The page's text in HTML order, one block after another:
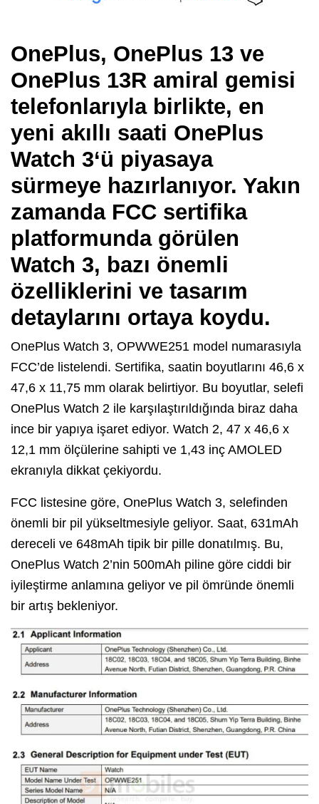
OnePlus, OnePlus 13 ve
OnePlus 13R amiral gemisi
telefonlarıyla birlikte, en
yeni akıllı saati OnePlus
Watch 3‘ü piyasaya
sürmeye hazırlanıyor. Yakın
zamanda FCC sertifika
platformunda görülen
Watch 3, bazı önemli
özelliklerini ve tasarım
detaylarını ortaya koydu.
OnePlus Watch 3, OPWWE251 model numarasıyla
FCC’de listelendi. Sertifika, saatin boyutlarını 46,6 x
47,6 x 11,75 mm olarak belirtiyor. Bu boyutlar, selefi
OnePlus Watch 2 ile karşılaştırıldığında biraz daha
ince bir yapıya işaret ediyor. Watch 2, 47 x 46,6 x
12,1 mm ölçülerine sahipti ve 1,43 inç AMOLED
ekranıyla dikkat çekiyordu.
FCC listesine göre, OnePlus Watch 3, selefinden
önemli bir pil yükseltmesiyle geliyor. Saat, 631mAh
dereceli ve 648mAh tipik bir pille donatılmış. Bu,
OnePlus Watch 2’nin 500mAh piline göre ciddi bir
iyileştirme anlamına geliyor ve pil ömründe önemli
bir artış bekleniyor.